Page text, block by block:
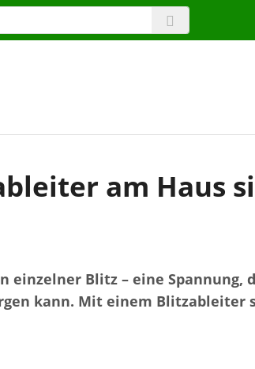
am Haus
einzelner Blitz – eine Spannung,
kann. Mit einem Blitzableiter